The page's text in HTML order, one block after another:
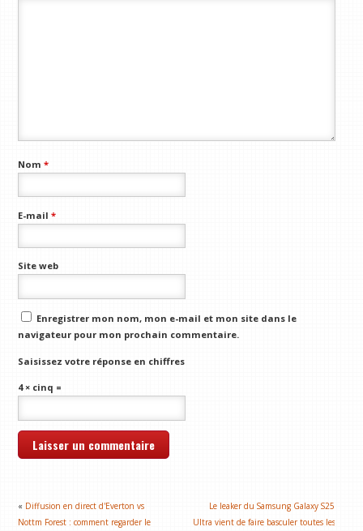
Nom*
E-mail*
Site web
Enregistrer mon nom, mon e-mail et mon site dans le
navigateur pour mon prochain commentaire.
Saisissez votre réponse en chiffres
4 × cinq =
« Diffusion en direct d'Everton vs
Nottm Forest : comment regarder le
Le leaker du Samsung Galaxy S25
Ultra vient de faire basculer toutes les